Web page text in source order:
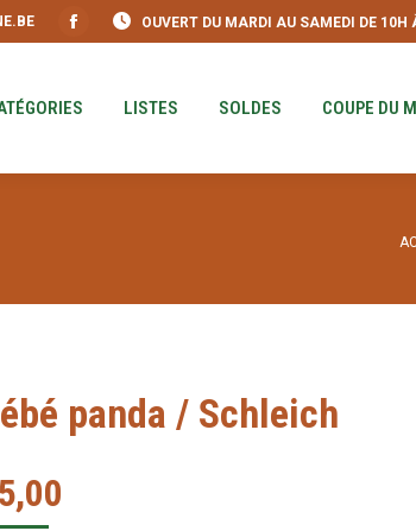
Facebook
opens
OUVERT DU MARDI AU SAMEDI DE
LISTES SOLDES COUPE DU
panda / Schleich
5,00
PAR CATÉGORIES LISTES SOLDES